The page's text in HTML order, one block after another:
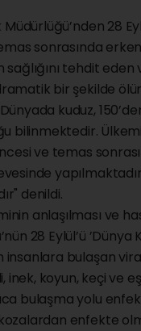
Müdürlüğü’nden 28
sonrasında
sağlığını tehdit
bir şekilde
kuduz,
bilinmektedir.
ve temas
denildi.
anlaşılması ve
28 Eylül’ü
insanlara bulaşan
inek, koyun, keçi ve
bulaşma yolu
enfekte